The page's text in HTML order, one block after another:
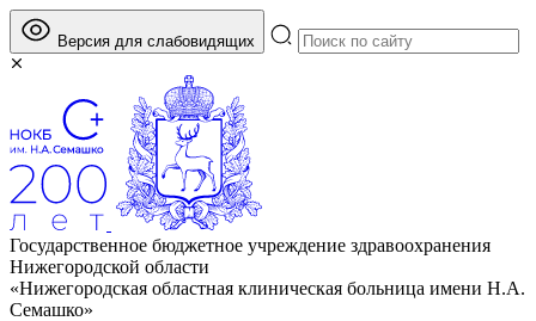
Версия для слабовидящих
Государственное бюджетное учреждение здравоохранения
Нижегородской области
«Нижегородская областная клиническая больница имени Н.А.
Семашко»